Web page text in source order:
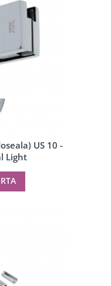
US 10 -
Light